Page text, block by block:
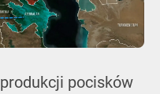
pocisków